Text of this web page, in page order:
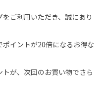
ご利用いただき、誠にあり
イントが20倍になるお得な
が、次回のお買い物でさら